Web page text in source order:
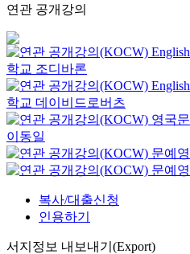
연관 공개강의
학교 조디바론
학교 데이비드로버츠
영국
이동일
문예
문예
복사/대출신청
인용하기
서지정보 내보내기(Export)